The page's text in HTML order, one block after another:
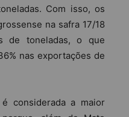
Com isso, os
na safra 17/18
de toneladas, o que
nas exportações de
considerada a maior